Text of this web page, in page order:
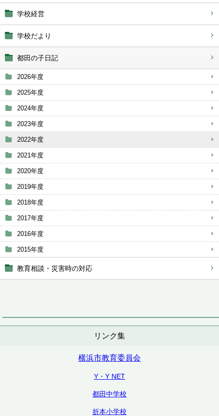
学校経営
学校だより
都田の子日記
2026年度
2025年度
2024年度
2023年度
2022年度
2021年度
2020年度
2019年度
2018年度
2017年度
2016年度
2015年度
教育相談・災害時の対応
リンク集
横浜市教育委員会
Y・Y NET
都田中学校
折本小学校